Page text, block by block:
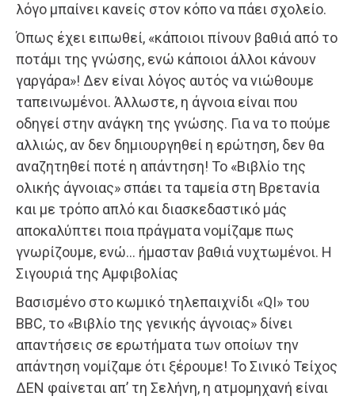
λόγο μπαίνει κανείς στον κόπο να πάει σχολείο.
Όπως έχει ειπωθεί, «κάποιοι πίνουν βαθιά από το
ποτάμι της γνώσης, ενώ κάποιοι άλλοι κάνουν
γαργάρα»! Δεν είναι λόγος αυτός να νιώθουμε
ταπεινωμένοι. Άλλωστε, η άγνοια είναι που
οδηγεί στην ανάγκη της γνώσης. Για να το πούμε
αλλιώς, αν δεν δημιουργηθεί η ερώτηση, δεν θα
αναζητηθεί ποτέ η απάντηση! Το «Βιβλίο της
ολικής άγνοιας» σπάει τα ταμεία στη Βρετανία
και με τρόπο απλό και διασκεδαστικό μάς
αποκαλύπτει ποια πράγματα νομίζαμε πως
γνωρίζουμε, ενώ… ήμασταν βαθιά νυχτωμένοι. Η
Σιγουριά της Αμφιβολίας
Βασισμένο στο κωμικό τηλεπαιχνίδι «QI» του
BBC, το «Βιβλίο της γενικής άγνοιας» δίνει
απαντήσεις σε ερωτήματα των οποίων την
απάντηση νομίζαμε ότι ξέρουμε! Το Σινικό Τείχος
ΔΕΝ φαίνεται απ’ τη Σελήνη, η ατμομηχανή είναι